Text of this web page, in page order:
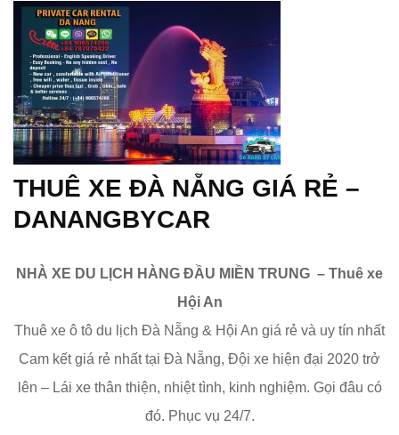
THUÊ XE ĐÀ NẴNG GIÁ RẺ –
DANANGBYCAR
NHÀ XE DU LỊCH HÀNG ĐẦU MIỀN TRUNG – Thuê xe
Hội An
Thuê xe ô tô du lịch Đà Nẵng & Hội An giá rẻ và uy tín nhất
Cam kết giá rẻ nhất tại Đà Nẵng, Đội xe hiện đại 2020 trở
lên – Lái xe thân thiện, nhiệt tình, kinh nghiệm. Gọi đâu có
đó. Phục vụ 24/7.